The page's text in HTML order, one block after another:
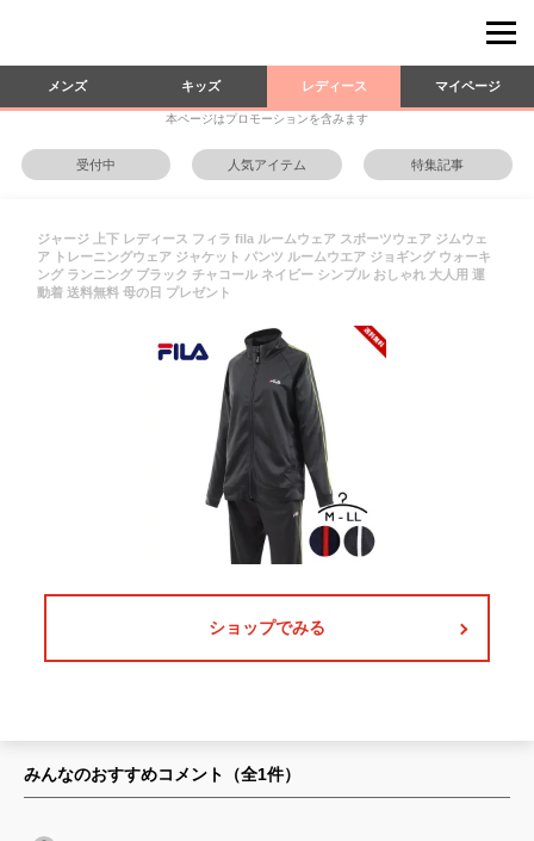
メンズ キッズ レディース マイページ
本ページはプロモーションを含みます
受付中 人気アイテム 特集記事
ジャージ 上下 レディース フィラ fila ルームウェア スポーツウェア ジムウェ
ア トレーニングウェア ジャケット パンツ ルームウエア ジョギング ウォーキ
ング ランニング ブラック チャコール ネイビー シンプル おしゃれ 大人用 運
動着 送料無料 母の日 プレゼント
ショップでみる
みんなのおすすめコメント（全1件）